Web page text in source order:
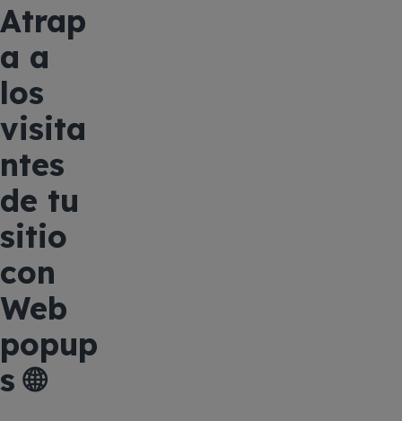
Atrap
a a
los
visita
ntes
de tu
sitio
con
Web
popup
s 🌐